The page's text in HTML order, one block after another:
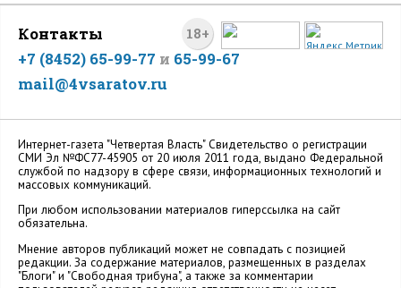
18+
Контакты
+7 (8452) 65-99-77 и 65-99-67
mail@4vsaratov.ru
Интернет-газета "Четвертая Власть" Cвидетельство о регистрации
СМИ Эл №ФС77-45905 от 20 июля 2011 года, выдано Федеральной
службой по надзору в сфере связи, информационных технологий и
массовых коммуникаций.
При любом использовании материалов гиперссылка на сайт
обязательна.
Мнение авторов публикаций может не совпадать с позицией
редакции. За содержание материалов, размещенных в разделах
"Блоги" и "Свободная трибуна", а также за комментарии